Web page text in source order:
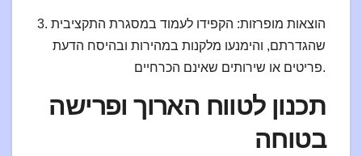
3. הוצאות מופרזות: הקפידו לעמוד במסגרת התקציבית
שהגדרתם, והימנעו מלקנות במהירות ובהיסח הדעת
פריטים או שירותים שאינם הכרחיים.
תכנון לטווח הארוך ופרישה
בטוחה